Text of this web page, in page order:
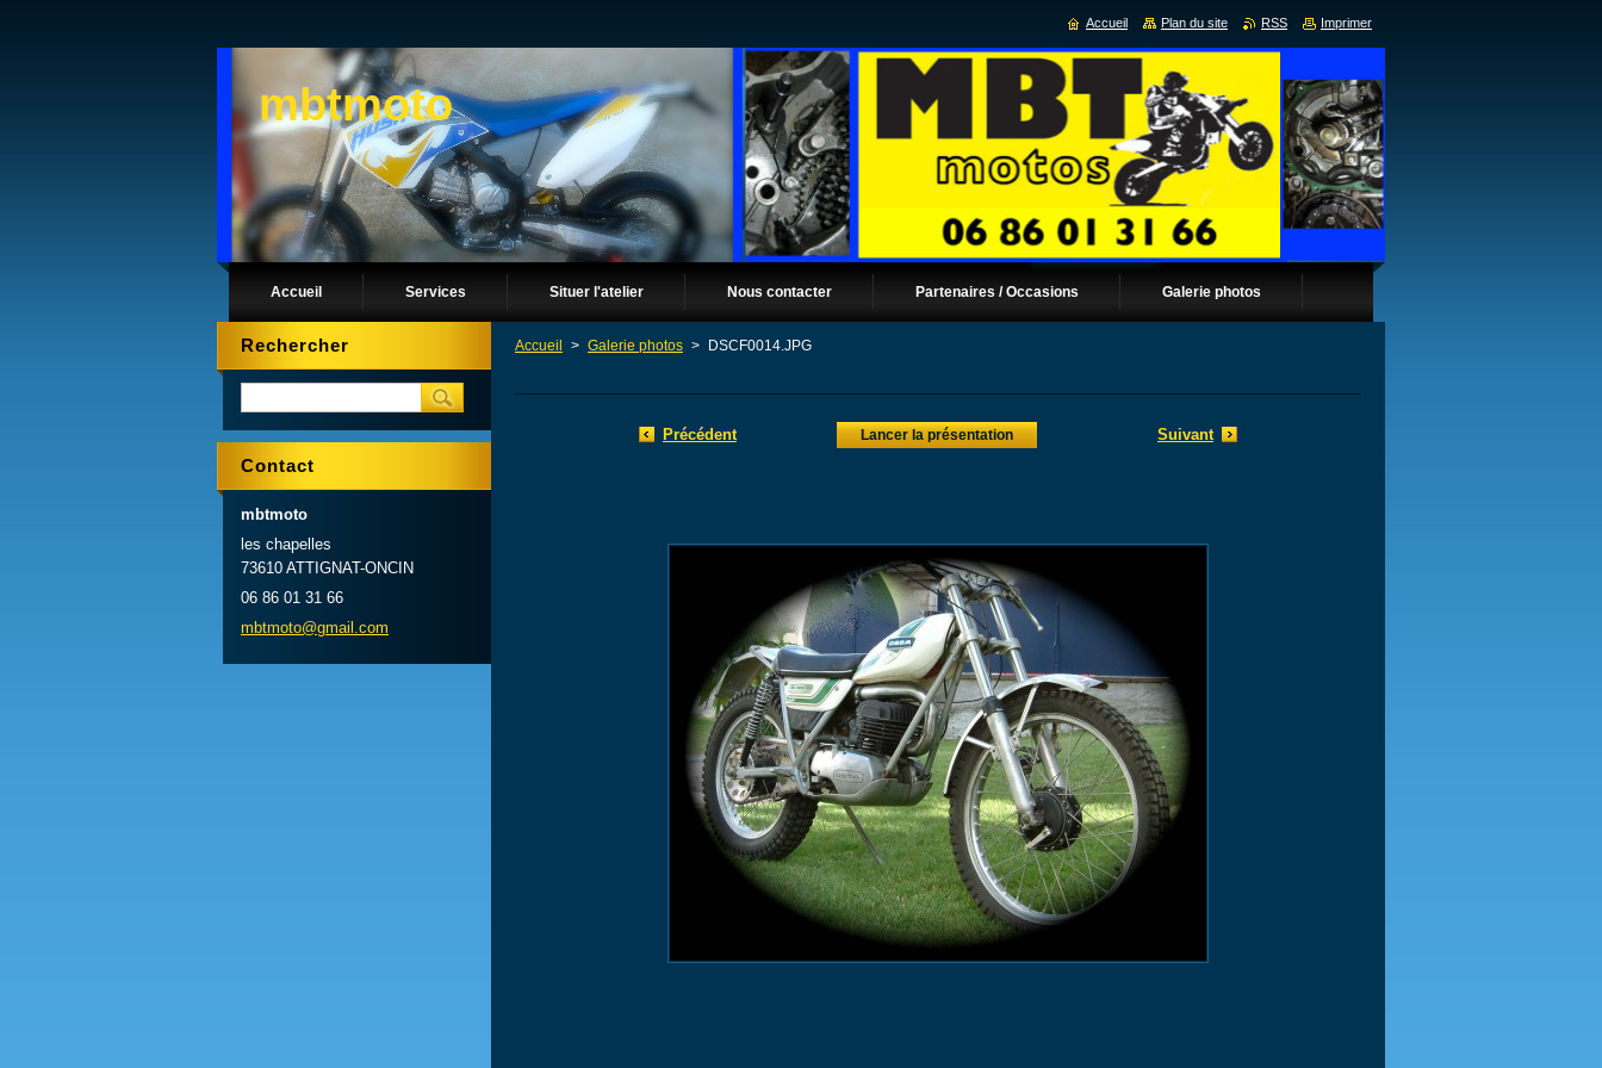
mbtmoto
Accueil Services Situer l'atelier Nous contacter Partenaires / Occasions Galerie photos
Accueil > Galerie photos > DSCF0014.JPG
Précédent Lancer la présentation Suivant
Rechercher
Contact
mbtmoto
les chapelles
73610 ATTIGNAT-ONCIN
06 86 01 31 66
mbtmoto@gmail.com
Accueil Plan du site RSS Imprimer